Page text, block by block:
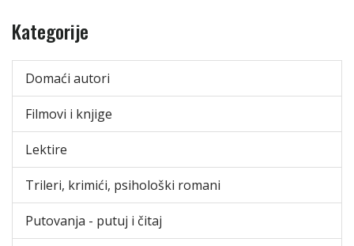
Kategorije
Domaći autori
Filmovi i knjige
Lektire
Trileri, krimići, psihološki romani
Putovanja - putuj i čitaj